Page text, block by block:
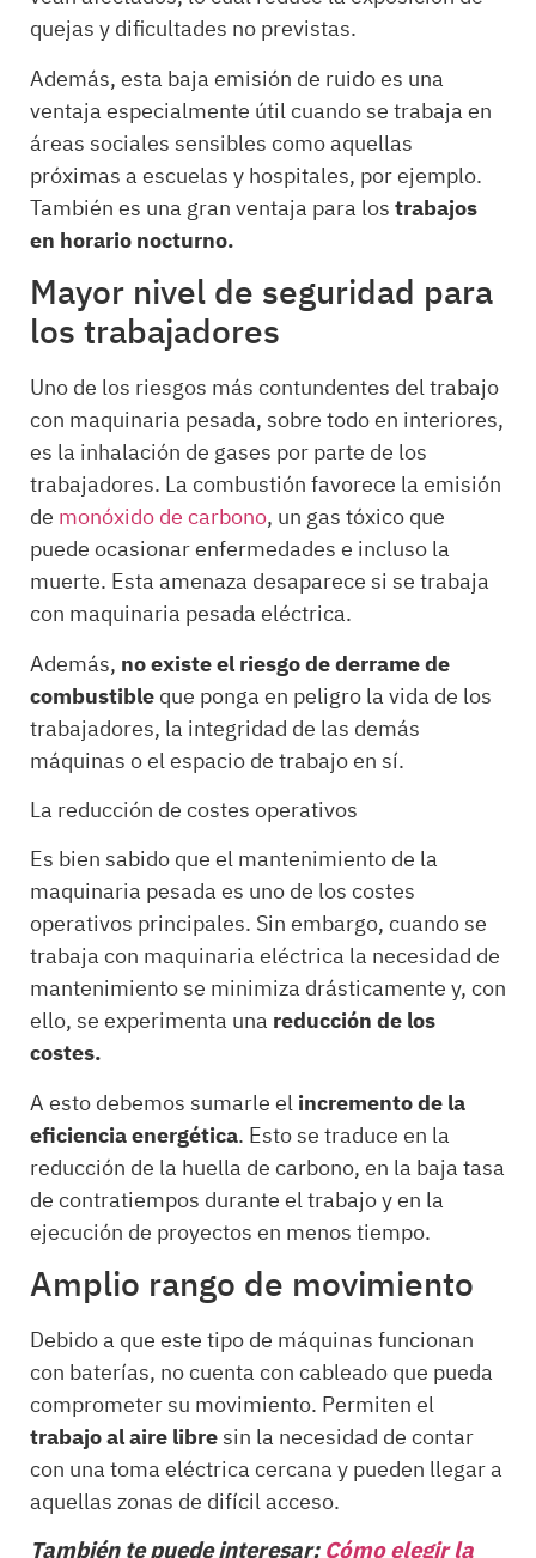
quejas y dificultades no previstas.
Además, esta baja emisión de ruido es una
ventaja especialmente útil cuando se trabaja en
áreas sociales sensibles como aquellas
próximas a escuelas y hospitales, por ejemplo.
También es una gran ventaja para lostrabajos
en horario nocturno.
Mayor nivel de seguridad para
los trabajadores
Uno de los riesgos más contundentes del trabajo
con maquinaria pesada, sobre todo en interiores,
es la inhalación de gases por parte de los
trabajadores. La combustión favorece la emisión
de monóxido de carbono, un gas tóxico que
puede ocasionar enfermedades e incluso la
muerte. Esta amenaza desaparece si se trabaja
con maquinaria pesada eléctrica.
Además, no existe el riesgo dederrame de
combustibleque ponga en peligro la vida de los
trabajadores, la integridad de las demás
máquinas o el espacio de trabajo en sí.
La reducción de costes operativos
Es bien sabido que el mantenimiento de la
maquinaria pesada es uno de los costes
operativos principales. Sin embargo, cuando se
trabaja con maquinaria eléctrica la necesidad de
mantenimiento se minimiza drásticamente y, con
ello, se experimenta una reducción de los
costes.
A esto debemos sumarle elincremento de la
eficiencia energética. Esto se traduce en la
reducción de la huella de carbono, en la baja tasa
de contratiempos durante el trabajo y en la
ejecución de proyectos en menos tiempo.
Amplio rango de movimiento
Debido a que este tipo de máquinas funcionan
con baterías, no cuenta con cableado que pueda
comprometer su movimiento. Permiten el
trabajo al aire libresin la necesidad de contar
con una toma eléctrica cercana y pueden llegar a
aquellas zonas de difícil acceso.